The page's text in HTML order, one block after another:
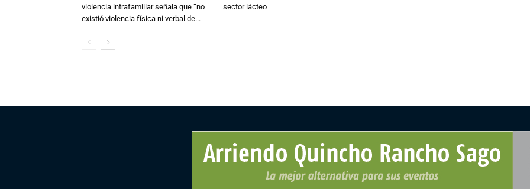
violencia intrafamiliar señala que “no
existió violencia física ni verbal de...
sector lácteo